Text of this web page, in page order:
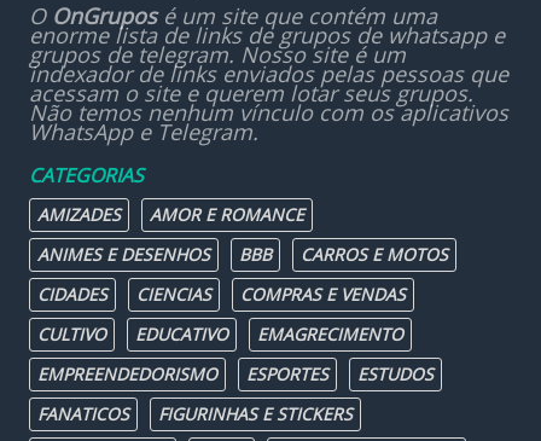
O OnGruposé um site que contém uma
enorme lista de links de grupos de whatsapp e
grupos de telegram. Nosso site é um
indexador de links enviados pelas pessoas que
acessam o site e querem lotar seus grupos.
Não temos nenhum vínculo com os aplicativos
WhatsApp e Telegram.
CATEGORIAS
AMIZADES
AMOR E ROMANCE
ANIMES E DESENHOS
BBB
CARROS E MOTOS
CIDADES
CIENCIAS
COMPRAS E VENDAS
CULTIVO
EDUCATIVO
EMAGRECIMENTO
EMPREENDEDORISMO
ESPORTES
ESTUDOS
FANATICOS
FIGURINHAS E STICKERS